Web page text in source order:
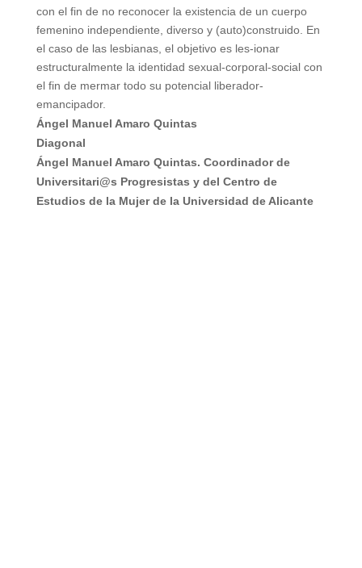
con el fin de no reconocer la existencia de un cuerpo
femenino independiente, diverso y (auto)construido. En
el caso de las lesbianas, el objetivo es les-ionar
estructuralmente la identidad sexual-corporal-social con
el fin de mermar todo su potencial liberador-
emancipador.
Ángel Manuel Amaro Quintas
Diagonal
Ángel Manuel Amaro Quintas. Coordinador de
Universitari@s Progresistas y del Centro de
Estudios de la Mujer de la Universidad de Alicante